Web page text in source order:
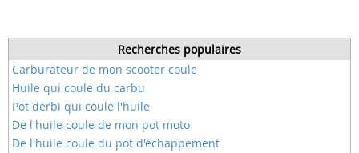
Recherches populaires
Carburateur de mon scooter coule
Huile qui coule du carbu
Pot derbi qui coule l'huile
De l'huile coule de mon pot moto
De l'huile coule du pot d'échappement